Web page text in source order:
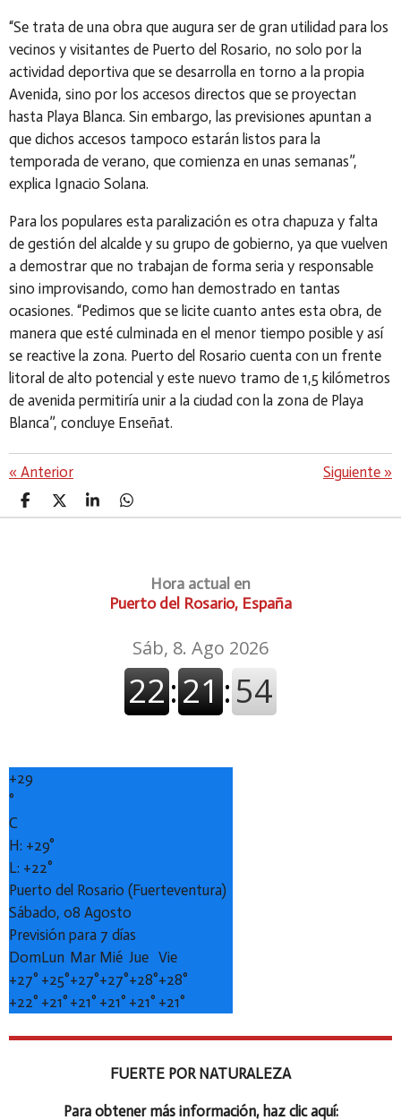
“Se trata de una obra que augura ser de gran utilidad para los
vecinos y visitantes de Puerto del Rosario, no solo por la
actividad deportiva que se desarrolla en torno a la propia
Avenida, sino por los accesos directos que se proyectan
hasta Playa Blanca. Sin embargo, las previsiones apuntan a
que dichos accesos tampoco estarán listos para la
temporada de verano, que comienza en unas semanas”,
explica Ignacio Solana.
Para los populares esta paralización es otra chapuza y falta
de gestión del alcalde y su grupo de gobierno, ya que vuelven
a demostrar que no trabajan de forma seria y responsable
sino improvisando, como han demostrado en tantas
ocasiones. “Pedimos que se licite cuanto antes esta obra, de
manera que esté culminada en el menor tiempo posible y así
se reactive la zona. Puerto del Rosario cuenta con un frente
litoral de alto potencial y este nuevo tramo de 1,5 kilómetros
de avenida permitiría unir a la ciudad con la zona de Playa
Blanca”, concluye Enseñat.
« Anterior Siguiente »
C
O
C
O
C
O
C
O
T
I
Hora actual en
Puerto del Rosario, España
+29
°
C
H: +29°
L: +22°
Puerto del Rosario (Fuerteventura)
Sábado, 08 Agosto
Previsión para 7 días
DomLun Mar Mié Jue Vie
+27° +25°+27°+27°+28°+28°
+22° +21° +21° +21° +21° +21°
FUERTE POR NATURALEZA
Para obtener más información, haz clic aquí: